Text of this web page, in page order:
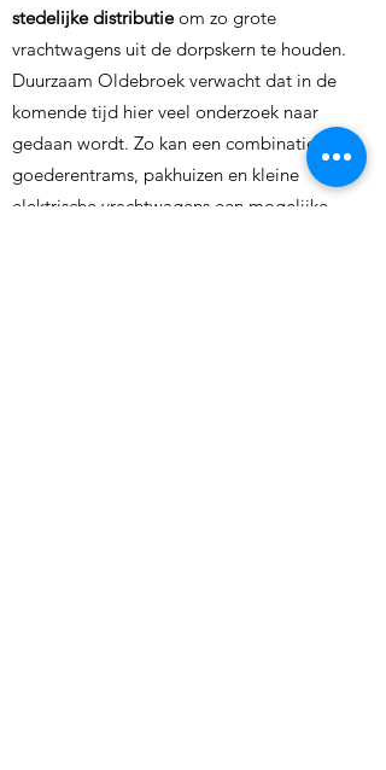
stedelijke distributieom zo grote
vrachtwagens uit de dorpskern te houden.
Duurzaam Oldebroek verwacht dat in de
komende tijd hier veel onderzoek naar
gedaan wordt. Zo kan een combinatie van
goederentrams, pakhuizen en kleine
elektrische vrachtwagens een mogelijke